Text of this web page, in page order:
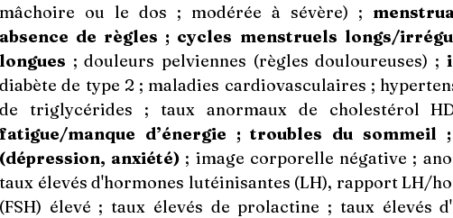
mâchoire ou le dos ; modérée à sévère) ;
absence de règles ; cycles menstruels longs/
longues ; douleurs pelviennes (règles douloureuses) ;
diabète de type 2 ; maladies cardiovasculaires ;
fatigue/manque d’énergie ; troubles du sommeil ;
(dépression, anxiété) ; image corporelle négative ;
taux élevés d'hormones lutéinisantes (LH), rapport LH/
(FSH) élevé ; taux élevés de prolactine ; taux élevés